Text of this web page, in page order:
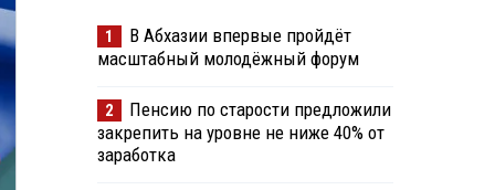
1
В Абхазии впервые пройдёт
масштабный молодёжный форум
2
Пенсию по старости предложили
закрепить на уровне не ниже 40% от
заработка